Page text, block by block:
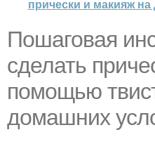
прически и макияж
Пошаговая
сделать
помощью
домашних